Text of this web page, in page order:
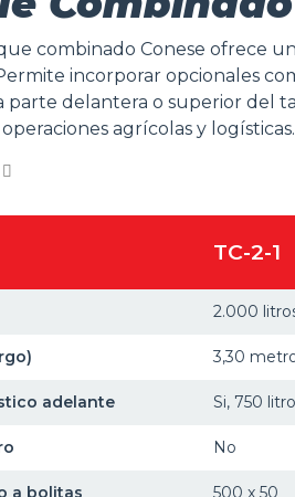
combinado Conese ofrece
incorporar opcionales
parte delantera o superior del
agrícolas y logísticas.
TC-2-1
2.000
3,30
adelante Si, 750
No
a bolitas 500 x 50